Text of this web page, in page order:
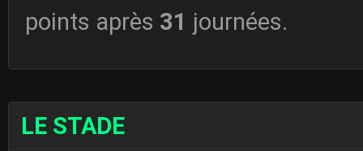
points après 31 journées.
LE STADE